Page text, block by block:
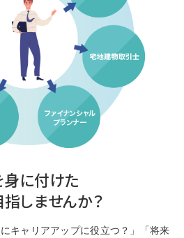
に付けた
しませんか？
キャリアアップに役立つ？」「将来